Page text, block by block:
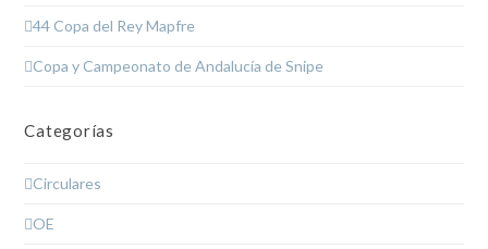
44 Copa del Rey Mapfre
Copa y Campeonato de Andalucía de Snipe
Categorías
Circulares
OE